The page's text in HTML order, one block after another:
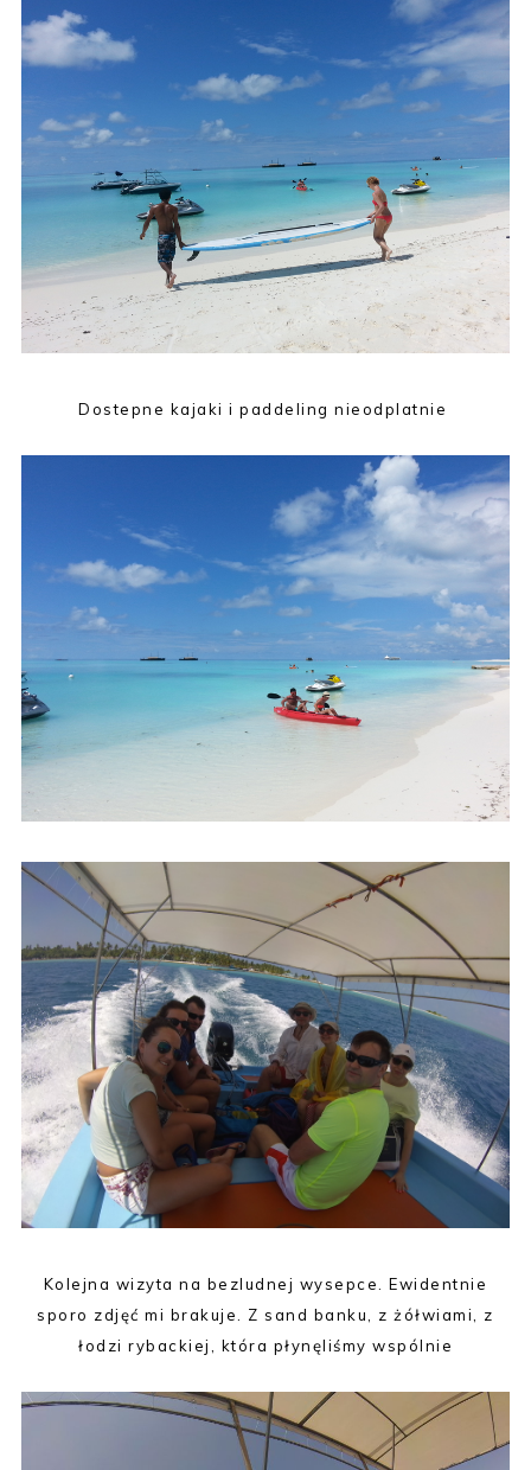
Dostepne kajaki i paddeling nieodplatnie
Kolejna wizyta na bezludnej wysepce. Ewidentnie
sporo zdjęć mi brakuje. Z sand banku, z żółwiami, z
łodzi rybackiej, która płynęliśmy wspólnie